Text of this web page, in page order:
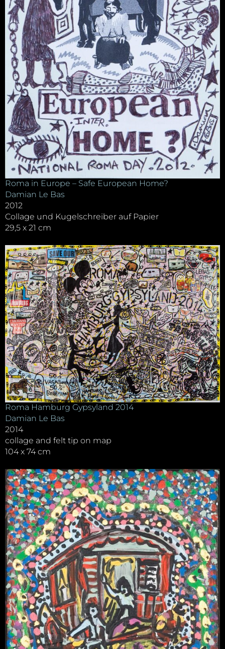
Roma in Europe – Safe European Home?
Damian Le Bas
2012
Collage und Kugelschreiber auf Papier
29,5 x 21 cm
Roma Hamburg Gypsyland 2014
Damian Le Bas
2014
collage and felt tip on map
104 x 74 cm